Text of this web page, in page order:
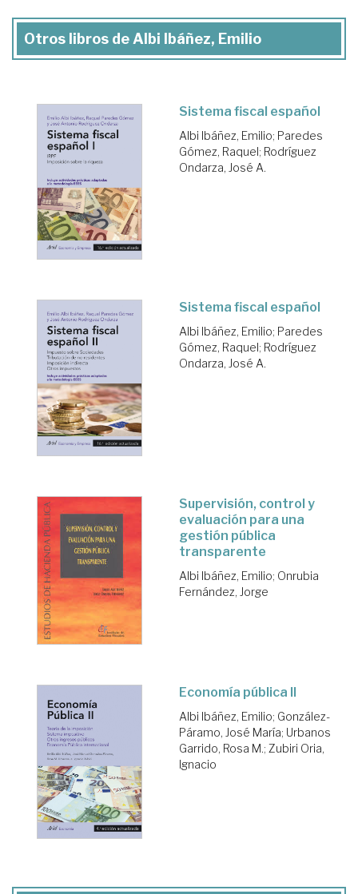
Otros libros de Albi Ibáñez, Emilio
Sistema fiscal español
Albi Ibáñez, Emilio; Paredes
Gómez, Raquel; Rodríguez
Ondarza, José A.
Sistema fiscal español
Albi Ibáñez, Emilio; Paredes
Gómez, Raquel; Rodríguez
Ondarza, José A.
Supervisión, control y
evaluación para una
gestión pública
transparente
Albi Ibáñez, Emilio; Onrubia
Fernández, Jorge
Economía pública II
Albi Ibáñez, Emilio; González-
Páramo, José María; Urbanos
Garrido, Rosa M.; Zubiri Oria,
Ignacio